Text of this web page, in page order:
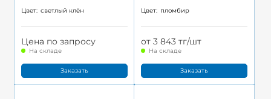
Цвет: светлый клён
Цена по запросу
На складе
Заказать
Цвет: пломбир
от 3 843 тг/шт
На складе
Заказать